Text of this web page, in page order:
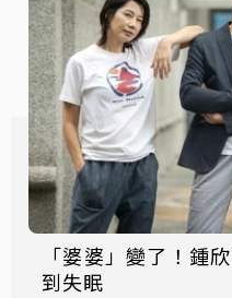
「婆婆」變了！鍾欣凌
到失眠